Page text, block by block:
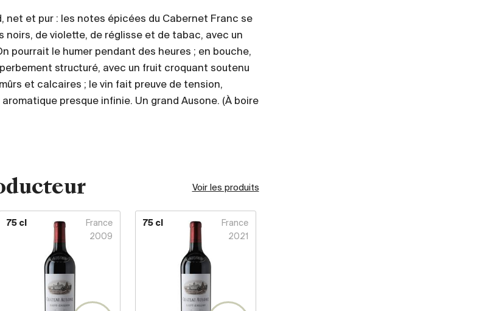
net et pur : les notes épicées du Cabernet Franc se
noirs, de violette, de réglisse et de tabac, avec un
pourrait le humer pendant des heures ; en bouche,
structuré, avec un fruit croquant soutenu
et calcaires ; le vin fait preuve de tension,
aromatique presque infinie. Un grand Ausone. (À boire
Voir les produits
75 cl
France
2009
75 cl
France
2021